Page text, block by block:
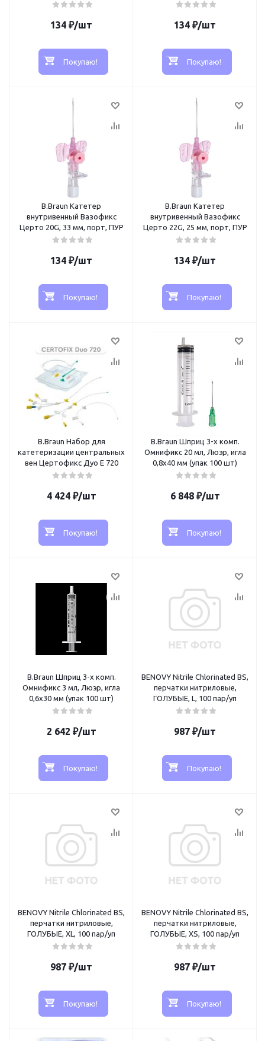
134 ₽/шт
Покупаю!
134 ₽/шт
Покупаю!
B.Braun Катетер
внутривенный Вазофикс
Церто 20G, 33 мм, порт, ПУР
134 ₽/шт
Покупаю!
B.Braun Катетер
внутривенный Вазофикс
Церто 22G, 25 мм, порт, ПУР
134 ₽/шт
Покупаю!
B.Braun Набор для
катетеризации центральных
вен Цертофикс Дуо Е 720
4 424₽/шт
Покупаю!
B.Braun Шприц 3-х комп.
Омнификс 20 мл, Люэр, игла
0,8x40 мм (упак 100 шт)
6 848₽/шт
Покупаю!
B.Braun Шприц 3-х комп.
Омнификс 3 мл, Люэр, игла
0,6x30 мм (упак 100 шт)
2 642 ₽/шт
Покупаю!
BENOVY Nitrile Chlorinated BS,
перчатки нитриловые,
ГОЛУБЫЕ, L, 100 пар/уп
987 ₽/шт
Покупаю!
BENOVY Nitrile Chlorinated BS,
перчатки нитриловые,
ГОЛУБЫЕ, XL, 100 пар/уп
987 ₽/шт
Покупаю!
BENOVY Nitrile Chlorinated BS,
перчатки нитриловые,
ГОЛУБЫЕ, XS, 100 пар/уп
987 ₽/шт
Покупаю!